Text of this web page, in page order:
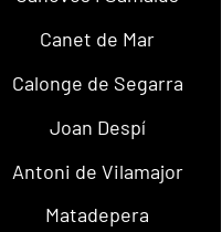
Canet de Mar
Calonge de Segarra
Joan Despí
Antoni de Vilamajor
Matadepera